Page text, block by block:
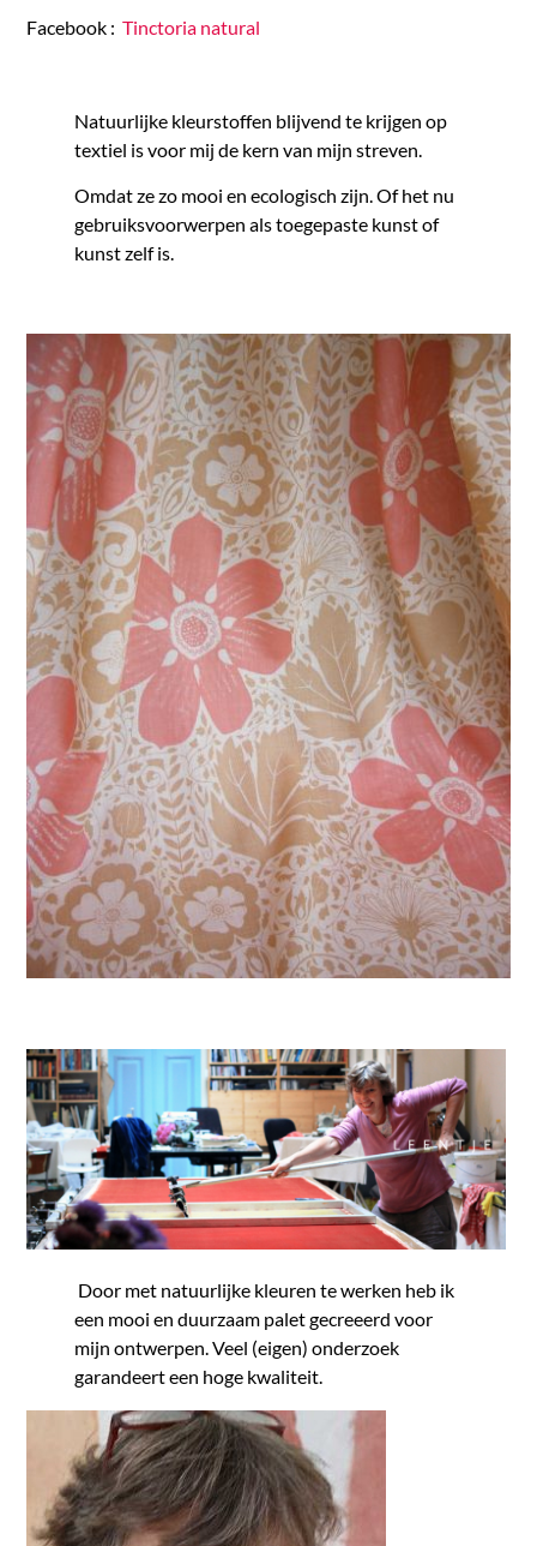
Facebook :Tinctoria natural
Natuurlijke kleurstoffen blijvend te krijgen op
textiel is voor mij de kern van mijn streven.
Omdat ze zo mooi en ecologisch zijn. Of het nu
gebruiksvoorwerpen als toegepaste kunst of
kunst zelf is.
Door met natuurlijke kleuren te werken heb ik
een mooi en duurzaam palet gecreeerd voor
mijn ontwerpen. Veel (eigen) onderzoek
garandeert een hoge kwaliteit.